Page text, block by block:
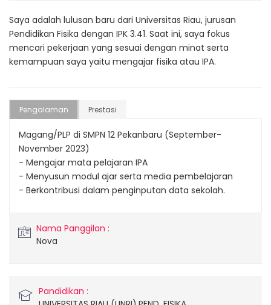
Saya adalah lulusan baru dari Universitas Riau, jurusan
Pendidikan Fisika dengan IPK 3.41. Saat ini, saya fokus
mencari pekerjaan yang sesuai dengan minat serta
kemampuan saya yaitu mengajar fisika atau IPA.
Pengalaman Prestasi
Magang/PLP di SMPN 12 Pekanbaru (September-
November 2023)
- Mengajar mata pelajaran IPA
- Menyusun modul ajar serta media pembelajaran
- Berkontribusi dalam penginputan data sekolah.
Nama Panggilan :
Nova
Pandidikan :